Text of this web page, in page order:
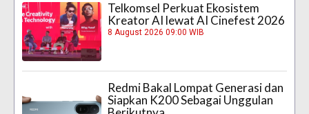
Telkomsel Perkuat Ekosistem
Kreator AI lewat AI Cinefest 2026
8 August 2026 09:00 WIB
Redmi Bakal Lompat Generasi dan
Siapkan K200 Sebagai Unggulan